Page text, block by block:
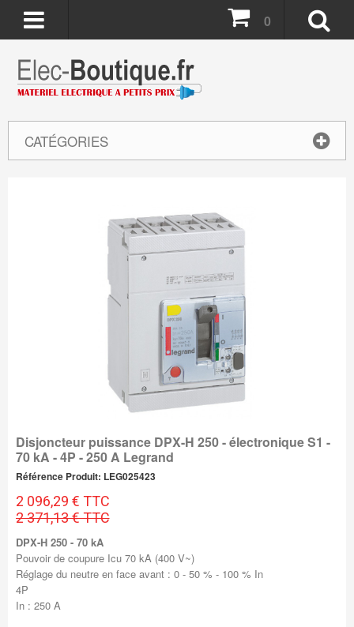
CATÉGORIES
0
Disjoncteur puissance DPX-H 250 - électronique S1 -
70 kA - 4P - 250 A Legrand
Référence Produit: LEG025423
2 096,29 € TTC
2 371,13 € TTC
DPX-H 250 - 70 kA
Pouvoir de coupure Icu 70 kA (400 V~)
Réglage du neutre en face avant : 0 - 50 % - 100 % In
4P
In : 250 A